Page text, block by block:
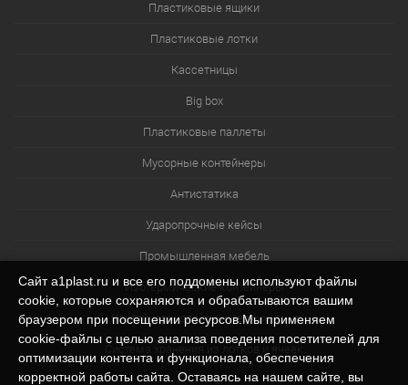
Пластиковые ящики
Пластиковые лотки
Кассетницы
Big box
Пластиковые паллеты
Мусорные контейнеры
Антистатика
Ударопрочные кейсы
Промышленная мебель
Изотермические контейнеры
Контейнеры для технических нужд
Система хранения из лотков и ячеек
Сайт a1plast.ru и все его поддомены используют файлы
cookie, которые сохраняются и обрабатываются вашим
браузером при посещении ресурсов.Мы применяем
cookie‑файлы с целью анализа поведения посетителей для
оптимизации контента и функционала, обеспечения
корректной работы сайта. Оставаясь на нашем сайте, вы